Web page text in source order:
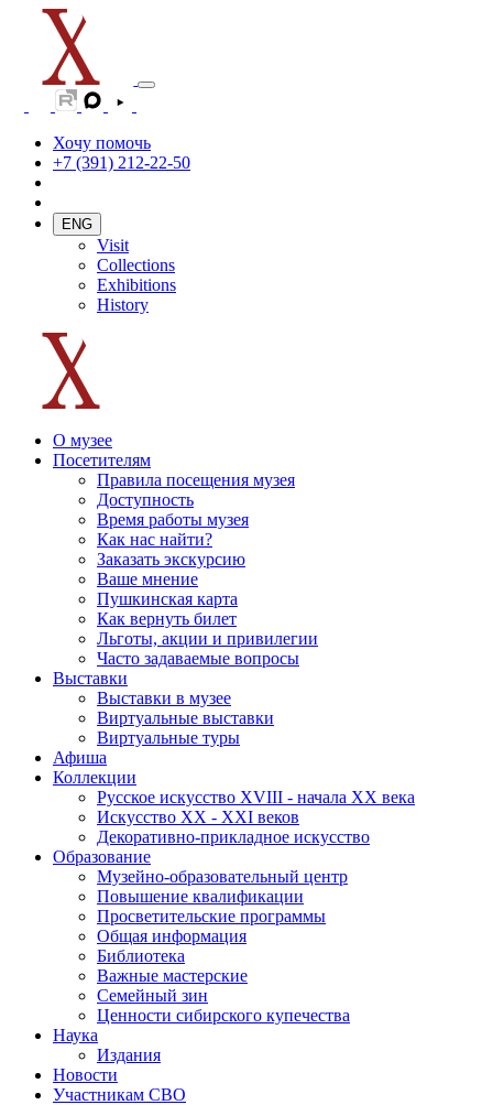
Хочу помочь
+7 (391) 212-22-50
ENG
Visit
Collections
Exhibitions
History
О музее
Посетителям
Правила посещения музея
Доступность
Время работы музея
Как нас найти?
Заказать экскурсию
Ваше мнение
Пушкинская карта
Как вернуть билет
Льготы, акции и привилегии
Часто задаваемые вопросы
Выставки
Выставки в музее
Виртуальные выставки
Виртуальные туры
Афиша
Коллекции
Русское искусство ХVIII - начала ХХ века
Искусство ХХ - ХХI веков
Декоративно-прикладное искусство
Образование
Музейно-образовательный центр
Повышение квалификации
Просветительские программы
Общая информация
Библиотека
Важные мастерские
Семейный зин
Ценности сибирского купечества
Наука
Издания
Новости
Участникам СВО